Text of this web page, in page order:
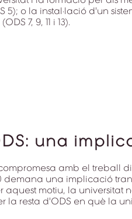
5); o la instal·lació d'un
7, 9, 11 i 13).
una
amb el treball
demana una implicació
aquest motiu, la universitat
la resta d'ODS en què la